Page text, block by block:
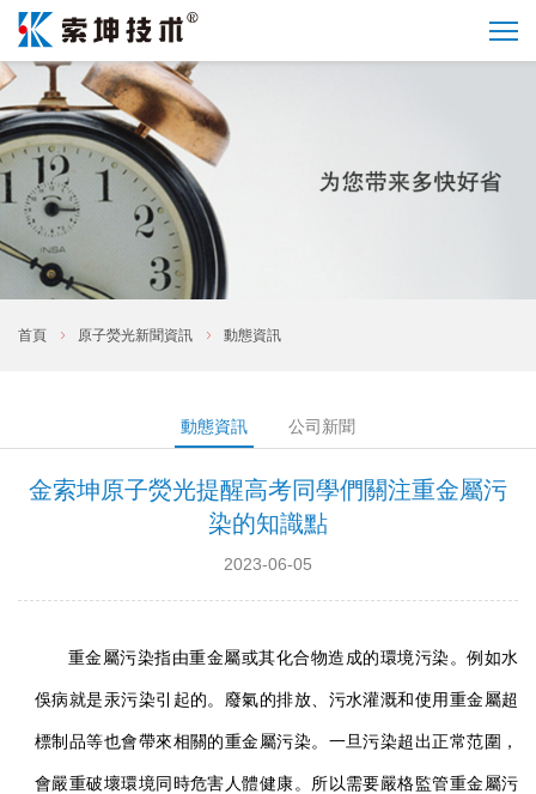
首頁 原子熒光新聞資訊 動態資訊
動態資訊 公司新聞
金索坤原子熒光提醒高考同學們關注重金屬污
染的知識點
2023-06-05
重金屬污染指由重金屬或其化合物造成的環境污染。例如水
俁病就是汞污染引起的。廢氣的排放、污水灌溉和使用重金屬超
標制品等也會帶來相關的重金屬污染。一旦污染超出正常范圍，
會嚴重破壞環境同時危害人體健康。所以需要嚴格監管重金屬污